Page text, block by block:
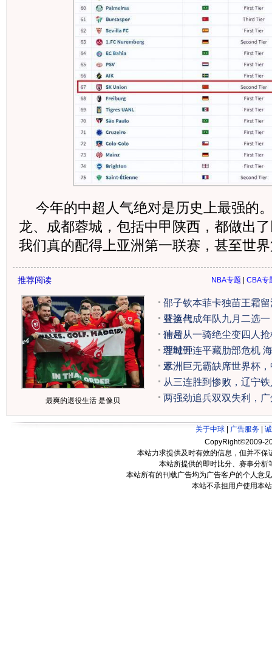
今年的中超人气绝对是历史上最强的
龙、成都蓉城，包括中甲陕西，都做出
我们真的配得上亚洲第一联赛，甚至世
推荐阅读 NBA专题 CBA专
邵子钦本菲卡独苗王霜
替换代
亚运与成年队九月二选
信号
冲超从一骑绝尘变四人
理时钟
蓉城五连平藏肋部危机
术
亚洲巨无霸缺席世界杯
从三连胜到惨败，辽宁
两强劲追兵双双失利，
最爽的退役生活 是像贝
关于中球 广告服务
CopyRight©2009-
本站力求提供及时有效的信息，但并不
本站所提供的即时比分、赛事分
本站所有的刊载广告均为广告客户的个人意
本站不承担用户使用本